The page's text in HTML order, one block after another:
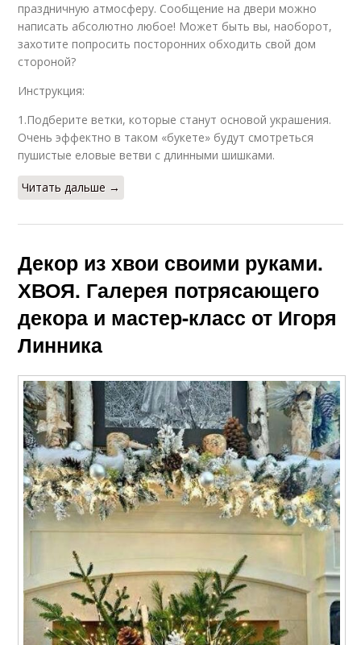
праздничную атмосферу. Сообщение на двери можно
написать абсолютно любое! Может быть вы, наоборот,
захотите попросить посторонних обходить свой дом
стороной?
Инструкция:
1.Подберите ветки, которые станут основой украшения.
Очень эффектно в таком «букете» будут смотреться
пушистые еловые ветви с длинными шишками.
Читать дальше →
Декор из хвои своими руками.
ХВОЯ. Галерея потрясающего
декора и мастер-класс от Игоря
Линника